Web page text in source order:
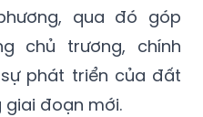
qua đó góp
chủ trương, chính
phát triển của đất
đoạn mới.